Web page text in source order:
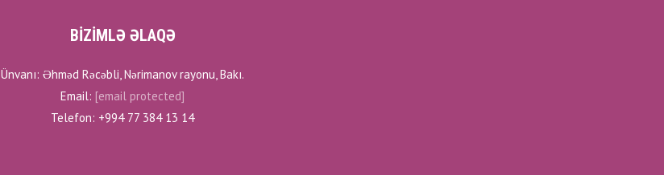
BİZİMLƏ ƏLAQƏ
Ünvanı: Əhməd Rəcəbli, Nərimanov rayonu, Bakı.
Email: [email protected]
Telefon: +994 77 384 13 14